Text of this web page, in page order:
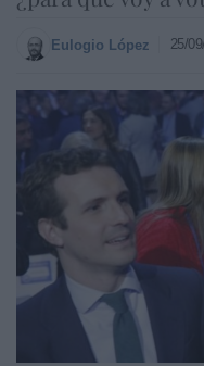
Eulogio López 25/